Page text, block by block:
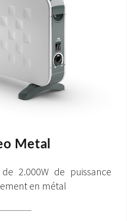
Metal
2.000W de puissance
en métal